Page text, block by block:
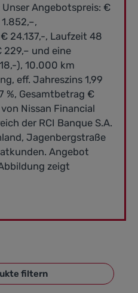
Unser Angebotspreis: €
24.137,-, Laufzeit 48
229,– und eine
), 10.000 km
eff. Jahreszins 1,99
%, Gesamtbetrag €
Nissan Financial
der RCI Banque S.A.
Jagenbergstraße
Angebot
zeigt
filtern